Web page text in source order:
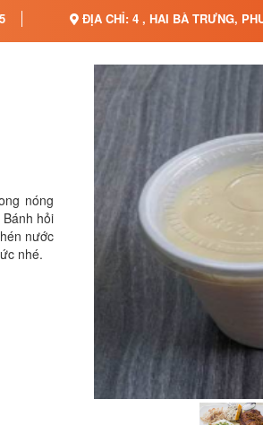
ĐỊA CHỈ: 4 , HAI BÀ TRƯNG,
nóng
hỏi
nước
nhé.